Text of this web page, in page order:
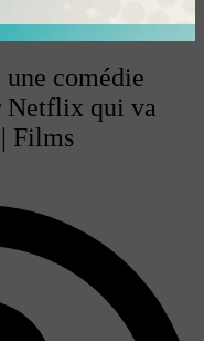
comédie
Netflix qui va
Films